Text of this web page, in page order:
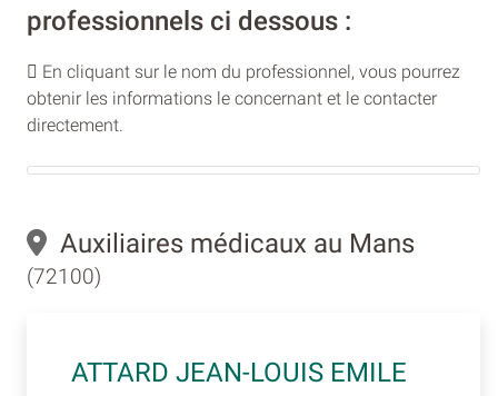
professionnels ci dessous :
En cliquant sur le nom du professionnel, vous pourrez
obtenir les informations le concernant et le contacter
directement.
Auxiliaires médicaux au Mans
(72100)
ATTARD JEAN-LOUIS EMILE